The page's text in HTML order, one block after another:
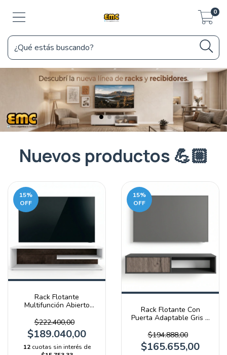
0
Nuevos productos 💪🏼
15%
OFF
Rack Flotante
Multifunción Abierto
$222.400,00
$189.040,00
12 cuotas sin interés de
15%
OFF
Rack Flotante Con
Puerta Adaptable Gris Y
$194.888,00
$165.655,00